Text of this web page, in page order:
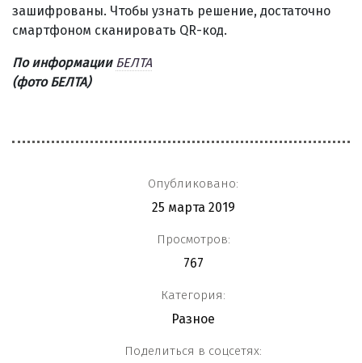
зашифрованы. Чтобы узнать решение, достаточно
смартфоном сканировать QR-код.
По информации БЕЛТА
(фото БЕЛТА)
Опубликовано:
25 марта 2019
Просмотров:
767
Категория:
Разное
Поделиться в соцсетях: